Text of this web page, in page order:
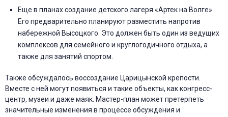
Еще в планах создание детского лагеря «Артек на Волге».
Его предварительно планируют разместить напротив
набережной Высоцкого. Это должен быть один из ведущих
комплексов для семейного и круглогодичного отдыха, а
также для занятий спортом.
Также обсуждалось воссоздание Царицынской крепости.
Вместе с ней могут появиться и такие объекты, как конгресс-
центр, музеи и даже маяк. Мастер-план может претерпеть
значительные изменения в процессе обсуждения и